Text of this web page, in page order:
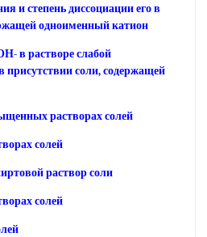
и степень диссоциации его в
одноименный катион
в растворе слабой
присутствии соли, содержащей
растворах солей
солей
раствор соли
солей